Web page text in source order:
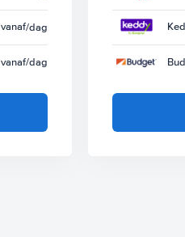
vanaf/dag
vanaf/dag